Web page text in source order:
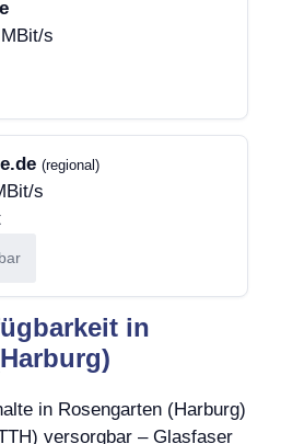
s
(regional)
s
in
in Rosengarten (Harburg)
versorgbar – Glasfaser